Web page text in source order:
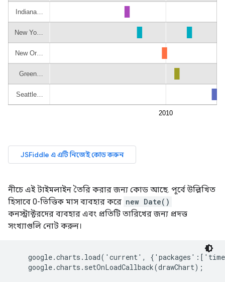
নীচে এই টাইমলাইন তৈরি করার জন্য কোড আছে. পূর্বে উল্লিখিত
হিসাবে 0-ভিত্তিক মাস ব্যবহার করে new Date()
কনস্ট্রাক্টরদের ব্যবহার এবং প্রতিটি তারিখের জন্য প্রদত্ত
সংখ্যাগুলি নোট করুন।
google.charts.load('current',
    google.charts.setOnLoadCallback(drawChart);